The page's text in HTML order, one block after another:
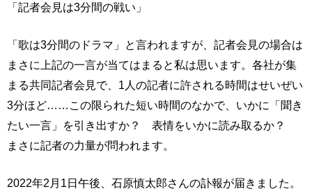
「記者会見は3分間の戦い」
「歌は3分間のドラマ」と言われますが、記者会見の場合は
まさに上記の一言が当てはまると私は思います。各社が集
まる共同記者会見で、1人の記者に許される時間はせいぜい
3分ほど……この限られた短い時間のなかで、いかに「聞き
たい一言」を引き出すか？ 表情をいかに読み取るか？
まさに記者の力量が問われます。
2022年2月1日午後、石原慎太郎さんの訃報が届きました。